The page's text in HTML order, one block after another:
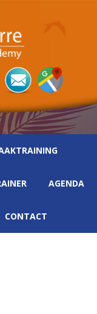
AGENDA
CONTACT